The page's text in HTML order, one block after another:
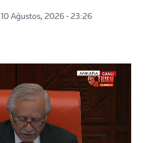
10 Ağustos, 2026 - 23:26